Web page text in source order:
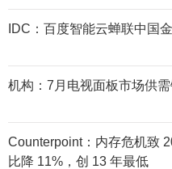
IDC：百度智能云蝉联中国
机构：7月电视面板市场供
Counterpoint：内存危机致
比降 11%，创 13 年最低